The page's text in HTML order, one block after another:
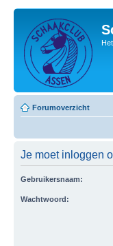
Forumoverzicht
Je moet inloggen
Gebruikersnaam:
Wachtwoord: